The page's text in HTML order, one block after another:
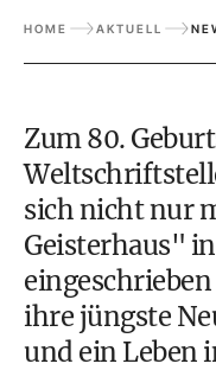
HOME AKTUELL
Zum 80.
sich nicht nur
Geisterhaus"
ihre jüngste
und ein Leben